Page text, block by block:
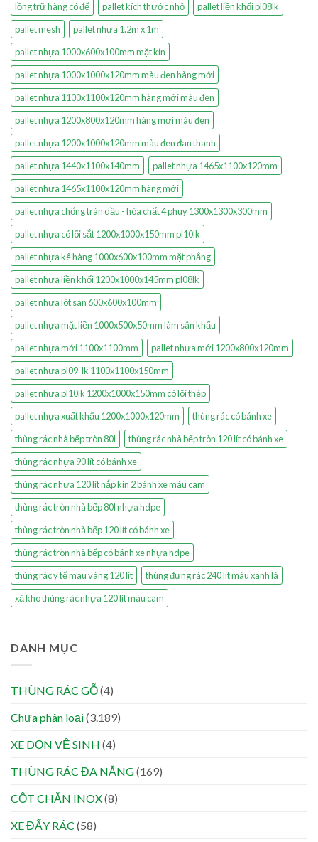
lồng trữ hàng có đế pallet kích thước nhỏ
pallet liền khối pl08lk
pallet mesh
pallet nhựa 1.2m x 1m
pallet nhựa 1000x600x100mm mặt kín
pallet nhựa 1000x1000x120mm màu đen hàng mới
pallet nhựa 1100x1100x120mm hàng mới màu đen
pallet nhựa 1200x800x120mm hàng mới màu đen
pallet nhựa 1200x1000x120mm màu đen đan thanh
pallet nhựa 1440x1100x140mm
pallet nhựa 1465x1100x120mm
pallet nhựa 1465x1100x120mm hàng mới
pallet nhựa chống tràn dầu - hóa chất 4 phuy 1300x1300x300mm
pallet nhựa có lõi sắt 1200x1000x150mm pl10lk
pallet nhựa kê hàng 1000x600x100mm mặt phẳng
pallet nhựa liền khối 1200x1000x145mm pl08lk
pallet nhựa lót sàn 600x600x100mm
pallet nhựa mặt liền 1000x500x50mm làm sân khấu
pallet nhựa mới 1100x1100mm
pallet nhựa mới 1200x800x120mm
pallet nhựa pl09-lk 1100x1100x150mm
pallet nhựa pl10lk 1200x1000x150mm có lõi thép
pallet nhựa xuất khẩu 1200x1000x120mm
thùng rác có bánh xe
thùng rác nhà bếp tròn 80l
thùng rác nhà bếp tròn 120 lít có bánh xe
thùng rác nhựa 90 lít có bánh xe
thùng rác nhựa 120 lít nắp kín 2 bánh xe màu cam
thùng rác tròn nhà bếp 80l nhựa hdpe
thùng rác tròn nhà bếp 120 lít có bánh xe
thùng rác tròn nhà bếp có bánh xe nhựa hdpe
thùng rác y tế màu vàng 120 lít
thùng đựng rác 240 lít màu xanh lá
xả kho thùng rác nhựa 120 lít màu cam
DANH MỤC
THÙNG RÁC GỖ(4)
Chưa phân loại(3.189)
XE DỌN VỆ SINH (4)
THÙNG RÁC ĐA NĂNG(169)
CỘT CHẮN INOX(8)
XE ĐẨY RÁC (58)